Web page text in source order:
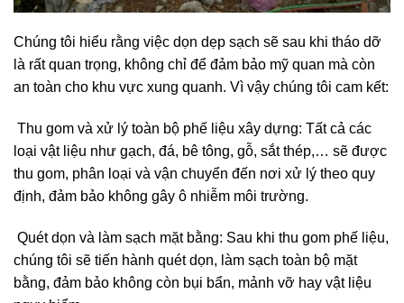
Chúng tôi hiểu rằng việc dọn dẹp sạch sẽ sau khi tháo dỡ
là rất quan trọng, không chỉ để đảm bảo mỹ quan mà còn
an toàn cho khu vực xung quanh. Vì vậy chúng tôi cam kết:
Thu gom và xử lý toàn bộ phế liệu xây dựng: Tất cả các
loại vật liệu như gạch, đá, bê tông, gỗ, sắt thép,… sẽ được
thu gom, phân loại và vận chuyển đến nơi xử lý theo quy
định, đảm bảo không gây ô nhiễm môi trường.
Quét dọn và làm sạch mặt bằng: Sau khi thu gom phế liệu,
chúng tôi sẽ tiến hành quét dọn, làm sạch toàn bộ mặt
bằng, đảm bảo không còn bụi bẩn, mảnh vỡ hay vật liệu